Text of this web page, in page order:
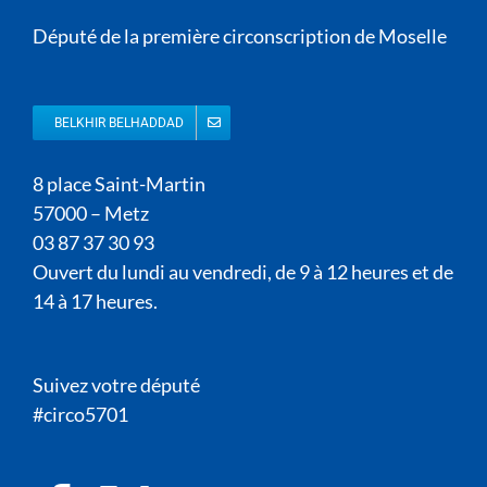
Député de la première circonscription de Moselle
BELKHIR BELHADDAD
8 place Saint-Martin
57000 – Metz
03 87 37 30 93
Ouvert du lundi au vendredi, de 9 à 12 heures et de
14 à 17 heures.
Suivez votre député
#circo5701